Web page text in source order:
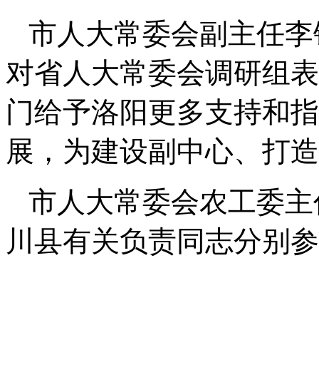
市人大常委会副主任
对省人大常委会调研组
门给予洛阳更多支持和
展，为建设副中心、打
市人大常委会农工委
川县有关负责同志分别